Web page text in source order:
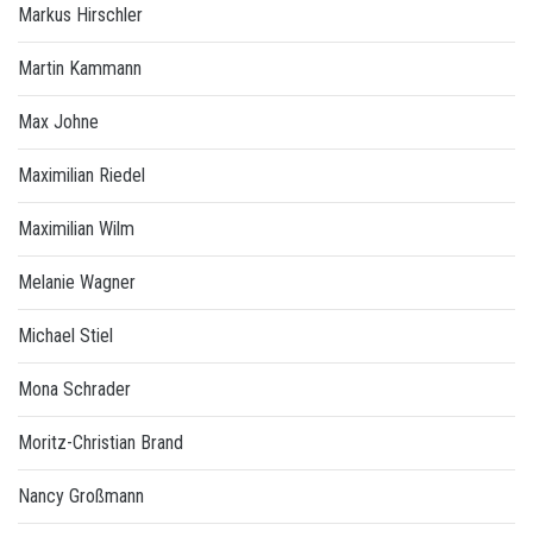
Markus Hirschler
Martin Kammann
Max Johne
Maximilian Riedel
Maximilian Wilm
Melanie Wagner
Michael Stiel
Mona Schrader
Moritz-Christian Brand
Nancy Großmann